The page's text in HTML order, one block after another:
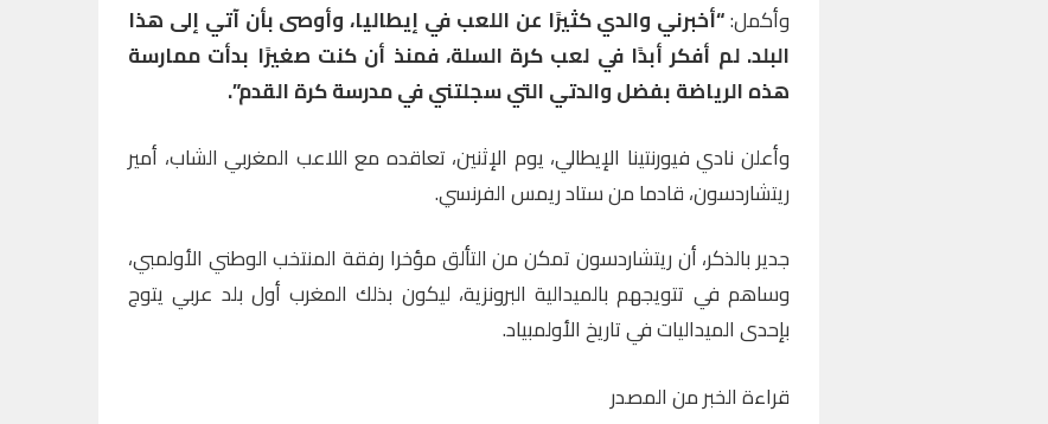
وأكمل:“أخبرني والدي كثيرًا عن اللعب في إيطاليا، وأوصى بأن آتي إلى هذا
البلد. لم أفكر أبدًا في لعب كرة السلة، فمنذ أن كنت صغيرًا بدأت ممارسة
هذه الرياضة بفضل والدتي التي سجلتني في مدرسة كرة القدم”.
وأعلن نادي فيورنتينا الإيطالي، يوم الإثنين، تعاقده مع اللاعب المغربي الشاب، أمير
ريتشاردسون، قادما من ستاد ريمس الفرنسي.
جدير بالذكر، أن ريتشاردسون تمكن من التألق مؤخرا رفقة المنتخب الوطني الأولمبي،
وساهم في تتويجهم بالميدالية البرونزية، ليكون بذلك المغرب أول بلد عربي يتوج
بإحدى الميداليات في تاريخ الأولمبياد.
قراءة الخبر من المصدر